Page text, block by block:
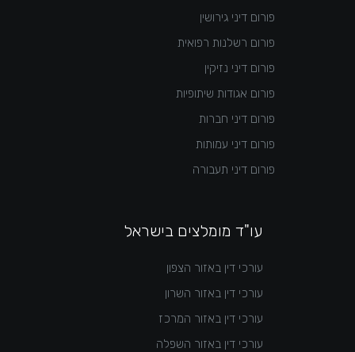
פורום דיני גירושין
פורום רשלנות רפואית
פורום דיני נזיקין
פורום אגודות שיתופיות
פורום דיני חברות
פורום דיני עמותות
פורום דיני תעבורה
עו"ד מומלצים בישראל
עורכי דין באזור הצפון
עורכי דין באזור השרון
עורכי דין באזור המרכז
עורכי דין באזור השפלה